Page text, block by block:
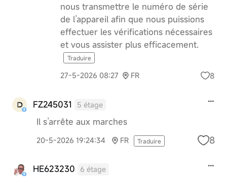
nous transmettre le numéro de série
de l’appareil afin que nous puissions
effectuer les vérifications nécessaires
et vous assister plus efficacement.
Traduire
27-5-2026 08:27 FR 8
FZ245031 5 étage
Il s’arrête aux marches
20-5-2026 19:24:34 FR Traduire 8
HE623230 6 étage